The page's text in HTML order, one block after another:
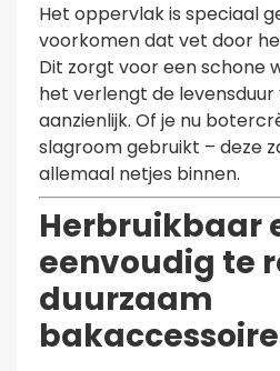
Het oppervlak is speciaal
voorkomen dat vet door
Dit zorgt voor een schone
het verlengt de levensduur
aanzienlijk. Of je nu
slagroom gebruikt – deze
allemaal netjes binnen.
Herbruikbaar
eenvoudig te
duurzaam
bakaccessoire